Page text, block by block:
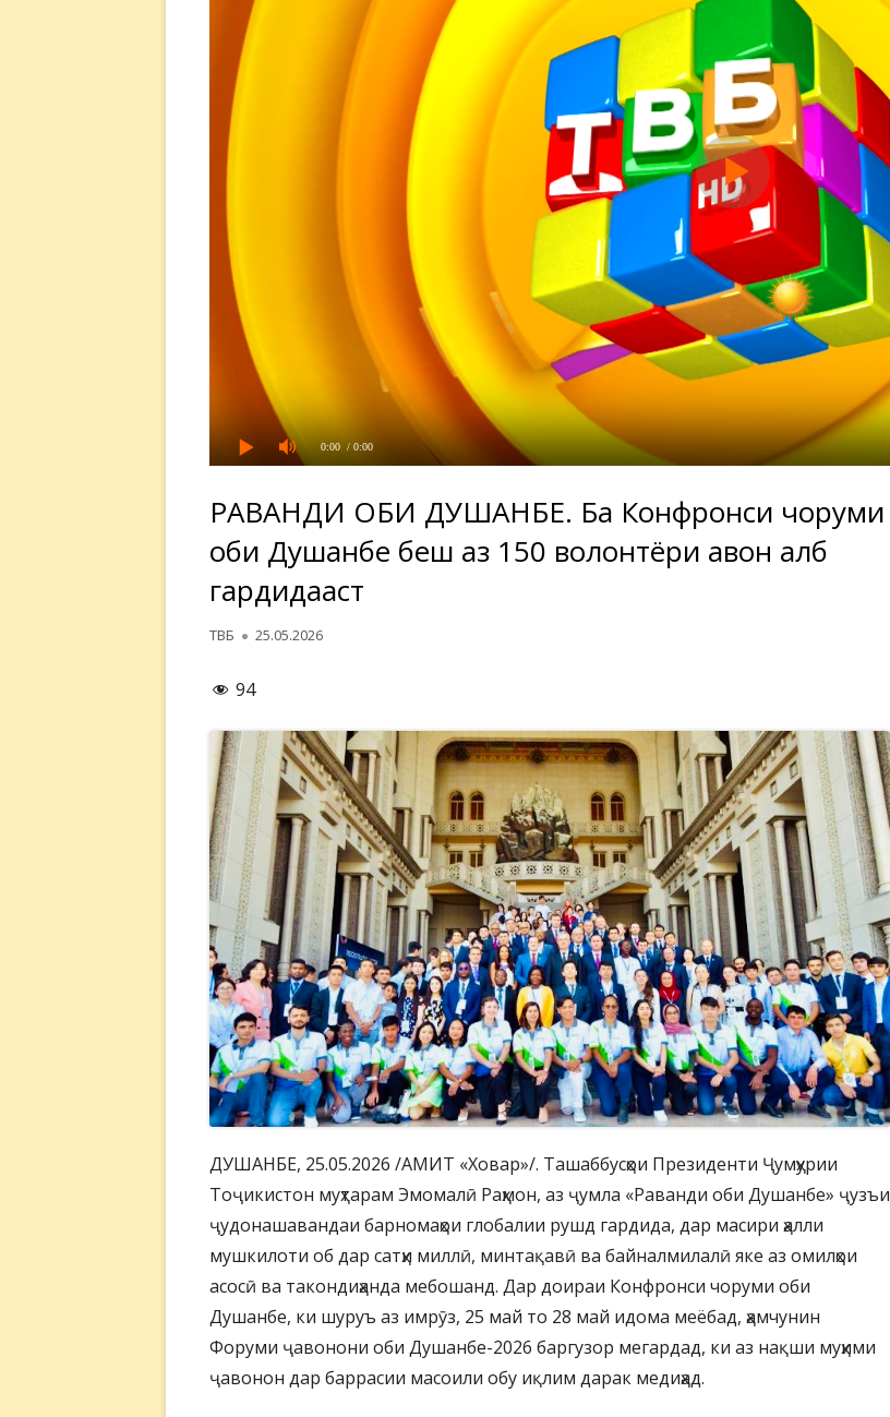
0:00 / 0:00
РАВАНДИ ОБИ ДУШАНБЕ. Ба Конфронси чоруми
оби Душанбе беш аз 150 волонтёри ҷавон ҷалб
гардидааст
Автор
ТВБ Опубликовано
25.05.2026
94
ДУШАНБЕ, 25.05.2026 /АМИТ «Ховар»/. Ташаббусҳои Президенти Ҷумҳурии
Тоҷикистон муҳтарам Эмомалӣ Раҳмон, аз ҷумла «Раванди оби Душанбе» ҷузъи
ҷудонашавандаи барномаҳои глобалии рушд гардида, дар масири ҳалли
мушкилоти об дар сатҳи миллӣ, минтақавӣ ва байналмилалӣ яке аз омилҳои
асосӣ ва такондиҳанда мебошанд. Дар доираи Конфронси чоруми оби
Душанбе, ки шуруъ аз имрӯз, 25 май то 28 май идома меёбад, ҳамчунин
Форуми ҷавонони оби Душанбе-2026 баргузор мегардад, ки аз нақши муҳими
ҷавонон дар баррасии масоили обу иқлим дарак медиҳад.